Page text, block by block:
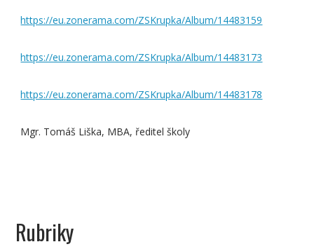
https://eu.zonerama.com/ZSKrupka/Album/14483159
https://eu.zonerama.com/ZSKrupka/Album/14483173
https://eu.zonerama.com/ZSKrupka/Album/14483178
Mgr. Tomáš Liška, MBA, ředitel školy
Rubriky